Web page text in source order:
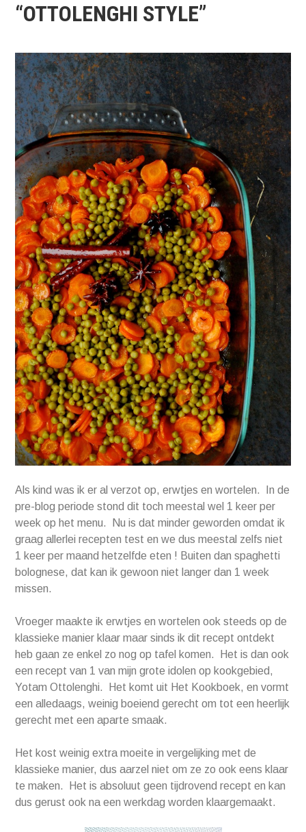
“OTTOLENGHI STYLE”
Als kind was ik er al verzot op, erwtjes en wortelen. In de
pre-blog periode stond dit toch meestal wel 1 keer per
week op het menu. Nu is dat minder geworden omdat ik
graag allerlei recepten test en we dus meestal zelfs niet
1 keer per maand hetzelfde eten ! Buiten dan spaghetti
bolognese, dat kan ik gewoon niet langer dan 1 week
missen.
Vroeger maakte ik erwtjes en wortelen ook steeds op de
klassieke manier klaar maar sinds ik dit recept ontdekt
heb gaan ze enkel zo nog op tafel komen. Het is dan ook
een recept van 1 van mijn grote idolen op kookgebied,
Yotam Ottolenghi. Het komt uit Het Kookboek, en vormt
een alledaags, weinig boeiend gerecht om tot een heerlijk
gerecht met een aparte smaak.
Het kost weinig extra moeite in vergelijking met de
klassieke manier, dus aarzel niet om ze zo ook eens klaar
te maken. Het is absoluut geen tijdrovend recept en kan
dus gerust ook na een werkdag worden klaargemaakt.